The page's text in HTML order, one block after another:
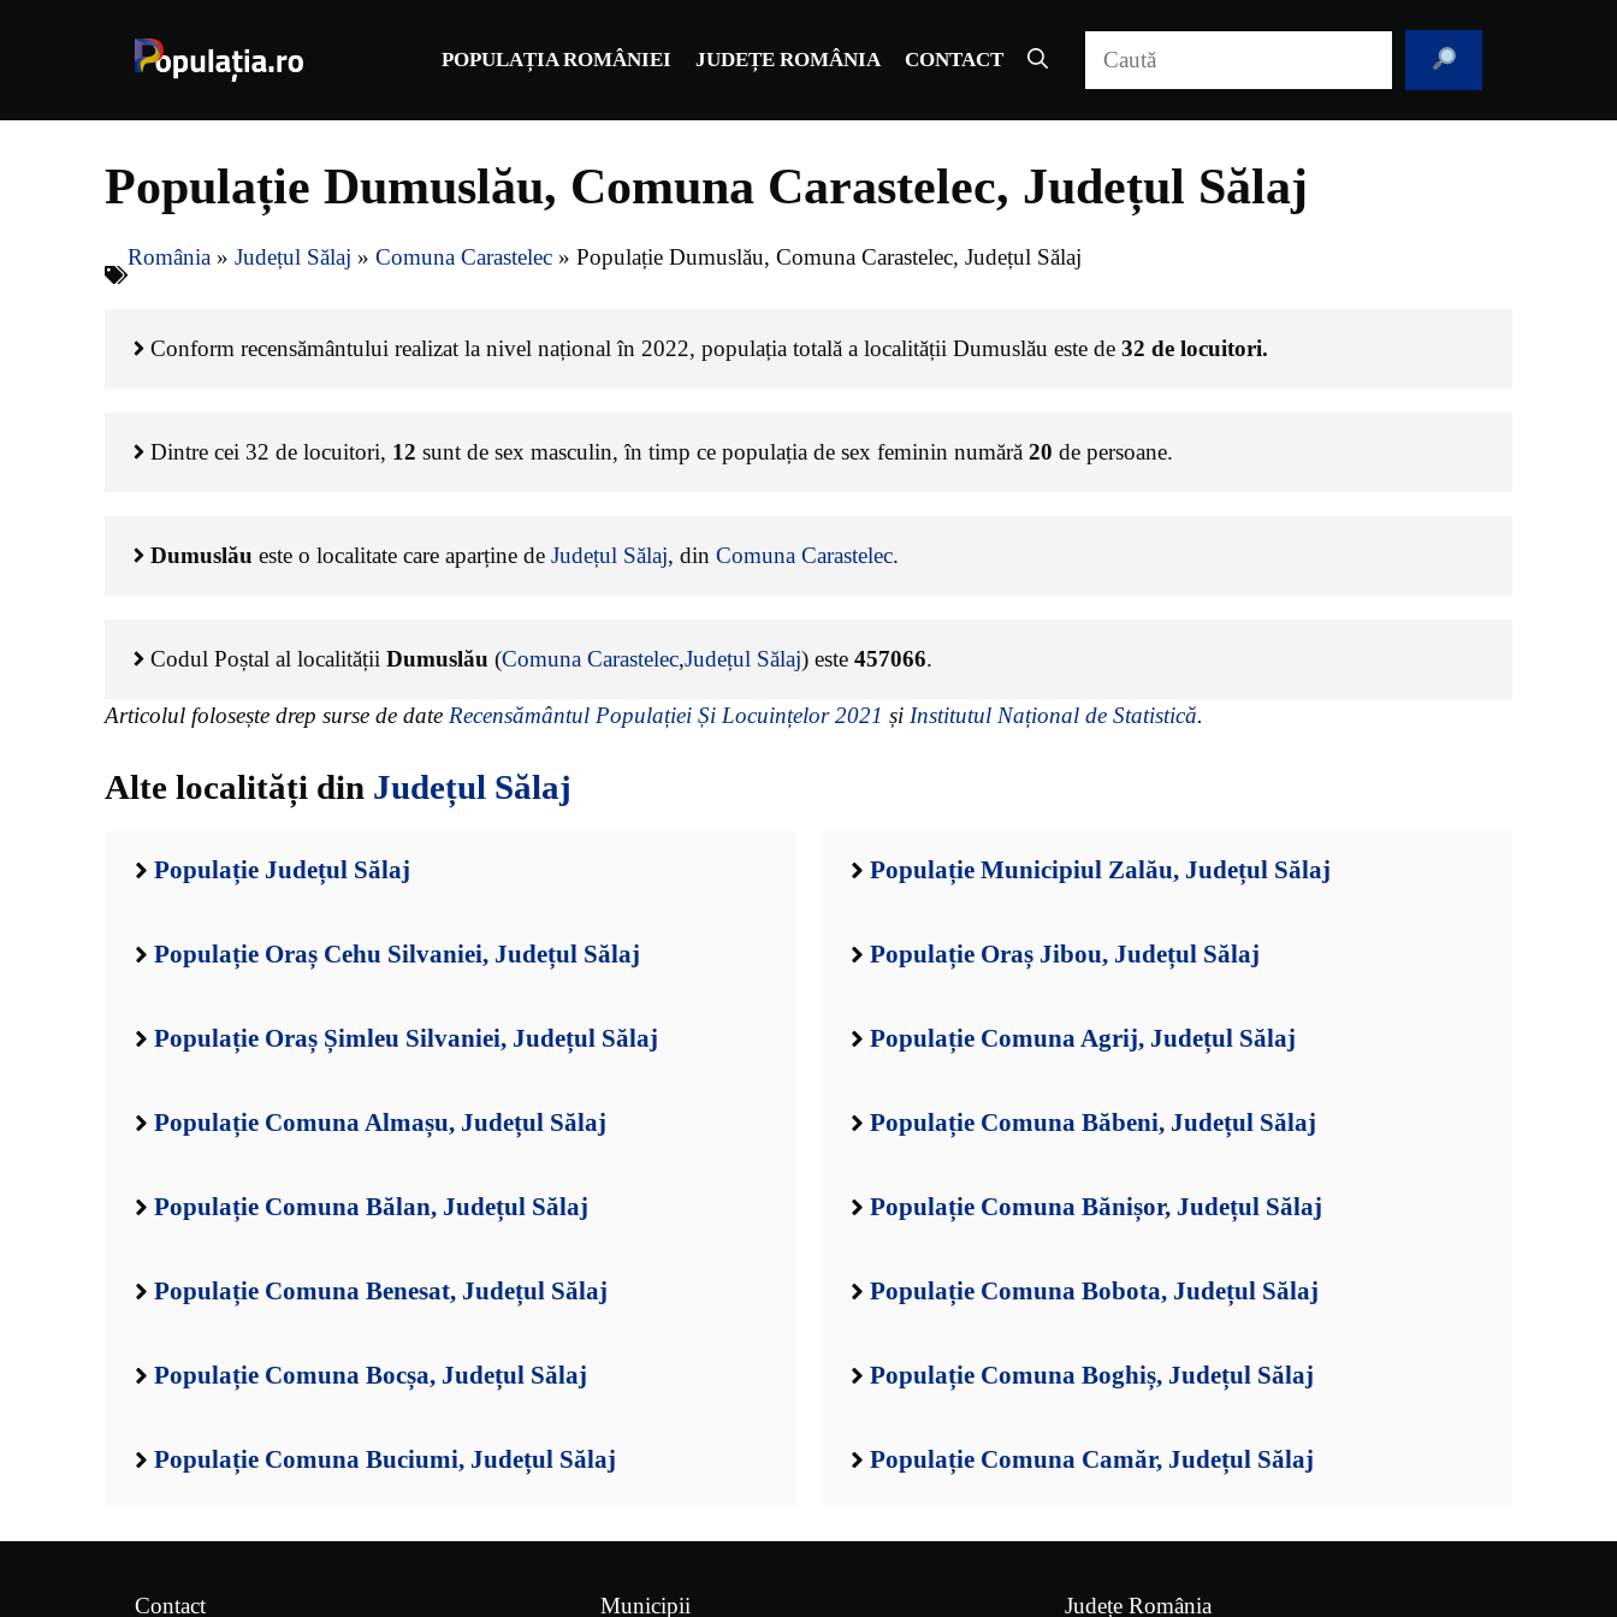
POPULAȚIA ROMÂNIEI JUDEȚE ROMÂNIA CONTACT
Populație Dumuslău, Comuna Carastelec, Județul Sălaj
România » Județul Sălaj » Comuna Carastelec » Populație Dumuslău, Comuna Carastelec, Județul Sălaj
Conform recensământului realizat la nivel național în 2022, populația totală a localității Dumuslău este de 32 de locuitori.
Dintre cei 32 de locuitori, 12 sunt de sex masculin, în timp ce populația de sex feminin numără 20 de persoane.
Dumuslău este o localitate care aparține de Județul Sălaj, din Comuna Carastelec.
Codul Poștal al localității Dumuslău (Comuna Carastelec,Județul Sălaj) este 457066.
Articolul folosește drep surse de date Recensământul Populației Și Locuințelor 2021 și Institutul Național de Statistică.
Alte localități din Județul Sălaj
Populație Județul Sălaj Populație Municipiul Zalău, Județul Sălaj
Populație Oraș Cehu Silvaniei, Județul Sălaj Populație Oraș Jibou, Județul Sălaj
Populație Oraș Șimleu Silvaniei, Județul Sălaj Populație Comuna Agrij, Județul Sălaj
Populație Comuna Almașu, Județul Sălaj Populație Comuna Băbeni, Județul Sălaj
Populație Comuna Bălan, Județul Sălaj Populație Comuna Bănișor, Județul Sălaj
Populație Comuna Benesat, Județul Sălaj Populație Comuna Bobota, Județul Sălaj
Populație Comuna Bocșa, Județul Sălaj Populație Comuna Boghiș, Județul Sălaj
Populație Comuna Buciumi, Județul Sălaj Populație Comuna Camăr, Județul Sălaj
Contact Municipii Județe România